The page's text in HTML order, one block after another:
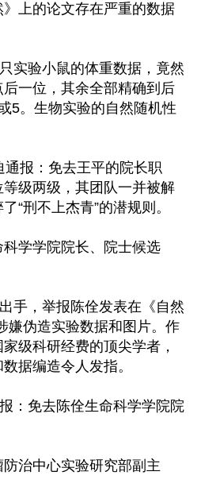
上的论文存在严重的数据
实验小鼠的体重数据，竟然
一位，其余全部精确到后
5。生物实验的自然随机性
报：免去王平的院长职
级两级，其团队一并被解
“刑不上杰青”的潜规则。
学学院院长、院士候选
手，举报陈佺发表在《自然
嫌伪造实验数据和图片。作
级科研经费的顶尖学者，
据编造令人发指。
：免去陈佺生命科学学院院
治中心实验研究部副主